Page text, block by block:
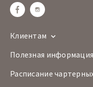
Клиентам
Полезная информация
Расписание